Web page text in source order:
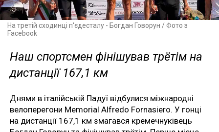
На третій сходинці п'єдесталу - Богдан Говорун / Фото з
Facebook
Наш спортсмен фінішував трётім на
дистанції 167,1 км
Днями в італійській Падуї відбулися міжнародні
велоперегони Memorial Alfredo Fornasiero. У гонці
на дистанції 167,1 км змагався кремечнуківець